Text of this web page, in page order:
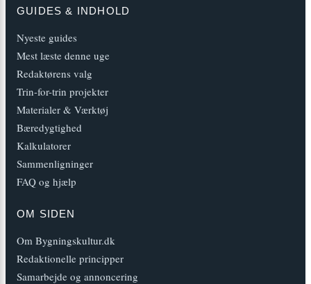
GUIDES & INDHOLD
Nyeste guides
Mest læste denne uge
Redaktørens valg
Trin-for-trin projekter
Materialer & Værktøj
Bæredygtighed
Kalkulatorer
Sammenligninger
FAQ og hjælp
OM SIDEN
Om Bygningskultur.dk
Redaktionelle principper
Samarbejde og annoncering